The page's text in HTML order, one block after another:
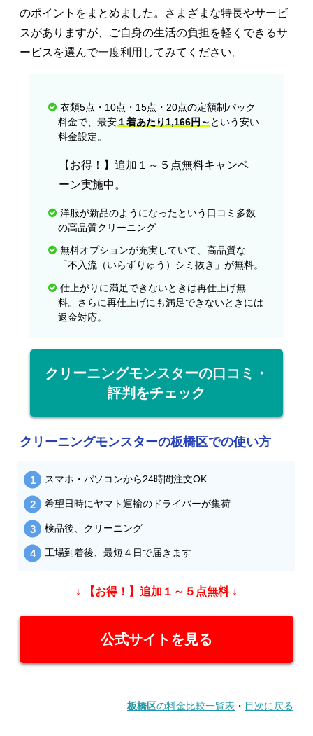
のポイントをまとめました。さまざまな特長やサービ
スがありますが、ご自身の生活の負担を軽くできるサ
ービスを選んで一度利用してみてください。
衣類5点・10点・15点・20点の定額制パック
料金で、最安１着あたり1,166円～ という安い
料金設定。
【お得！】追加１～５点無料キャンペ
ーン実施中。
洋服が新品のようになったという口コミ多数
の高品質クリーニング
無料オプションが充実していて、高品質な
「不入流（いらずりゅう）シミ抜き」が無料。
仕上がりに満足できないときは再仕上げ無
料。さらに再仕上げにも満足できないときには
返金対応。
クリーニングモンスターの口コミ・
評判をチェック
クリーニングモンスターの板橋区での使い方
スマホ・パソコンから24時間注文OK
希望日時にヤマト運輸のドライバーが集荷
検品後、クリーニング
工場到着後、最短４日で届きます
↓ 【お得！】追加１～５点無料 ↓
公式サイトを見る
板橋区の料金比較一覧表 ・ 目次に戻る